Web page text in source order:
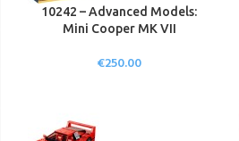
10242 – Advanced Models:
Mini Cooper MK VII
€250.00